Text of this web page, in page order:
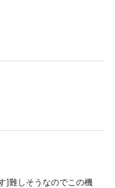
]難しそうなのでこの機